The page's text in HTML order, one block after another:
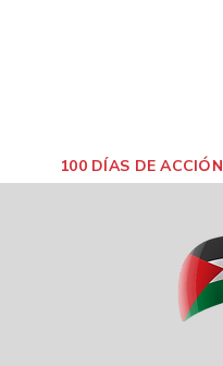
100 DÍAS DE ACCIÓN